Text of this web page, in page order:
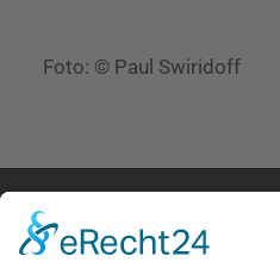
Foto: © Paul Swiridoff